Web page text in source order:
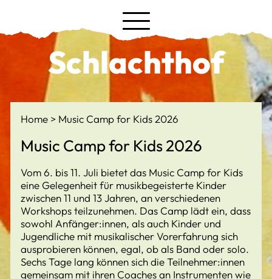
Schlachthof
Home Music Camp for Kids 2026
Music Camp for Kids 2026
Vom 6. bis 11. Juli bietet das Music Camp for Kids
eine Gelegenheit für musikbegeisterte Kinder
zwischen 11 und 13 Jahren, an verschiedenen
Workshops teilzunehmen. Das Camp lädt ein, dass
sowohl Anfänger:innen, als auch Kinder und
Jugendliche mit musikalischer Vorerfahrung sich
ausprobieren können, egal, ob als Band oder solo.
Sechs Tage lang können sich die Teilnehmer:innen
gemeinsam mit ihren Coaches an Instrumenten wie